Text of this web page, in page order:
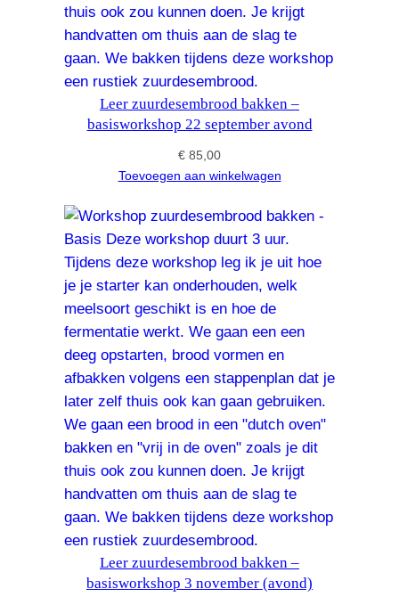
Leer zuurdesembrood bakken –
basisworkshop 22 september avond
€ 85,00
Toevoegen aan winkelwagen
Leer zuurdesembrood bakken –
basisworkshop 3 november (avond)